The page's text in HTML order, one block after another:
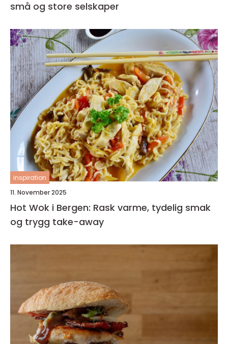
små og store selskaper
inspiration
11. November 2025
Hot Wok i Bergen: Rask varme, tydelig smak
og trygg take-away